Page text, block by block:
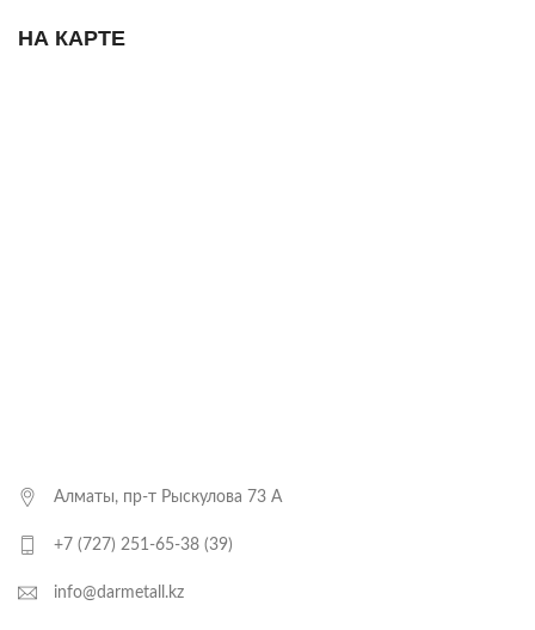
НА КАРТЕ
Алматы, пр-т Рыскулова 73 А
+7 (727) 251-65-38 (39)
info@darmetall.kz